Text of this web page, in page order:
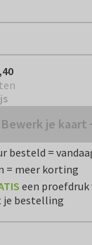
Bewerk je kaart
besteld =
= meer korting
een
je bestelling